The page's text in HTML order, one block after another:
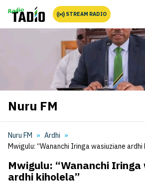
STREAM RADIO
Nuru FM
Nuru FM
Ardhi
Mwigulu: “Wananchi Iringa wasiuziane ardhi
Mwigulu: “Wananchi
ardhi kiholela”